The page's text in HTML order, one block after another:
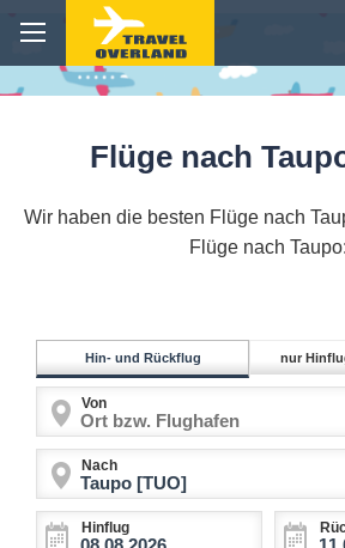
Flüge nach
Wir haben die besten Flüge nach
Flüge nach Taupo:
Hin- und Rückflug nur
Von
Nach
Hinflug